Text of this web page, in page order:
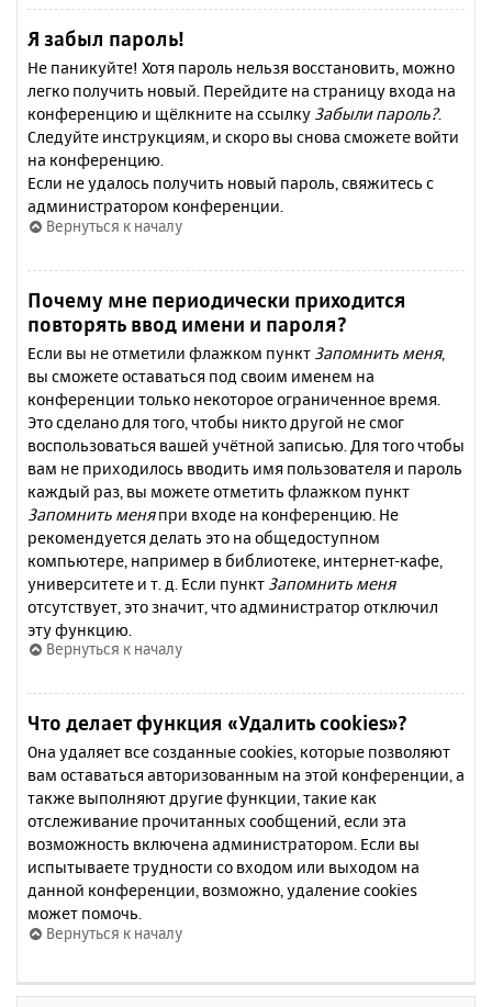
Я забыл пароль!
Не паникуйте! Хотя пароль нельзя восстановить, можно
легко получить новый. Перейдите на страницу входа на
конференцию и щёлкните на ссылку Забыли пароль?.
Следуйте инструкциям, и скоро вы снова сможете войти
на конференцию.
Если не удалось получить новый пароль, свяжитесь с
администратором конференции.
Вернуться к началу
Почему мне периодически приходится
повторять ввод имени и пароля?
Если вы не отметили флажком пункт Запомнить меня,
вы сможете оставаться под своим именем на
конференции только некоторое ограниченное время.
Это сделано для того, чтобы никто другой не смог
воспользоваться вашей учётной записью. Для того чтобы
вам не приходилось вводить имя пользователя и пароль
каждый раз, вы можете отметить флажком пункт
Запомнить меняпри входе на конференцию. Не
рекомендуется делать это на общедоступном
компьютере, например в библиотеке, интернет-кафе,
университете и т. д. Если пункт Запомнить меня
отсутствует, это значит, что администратор отключил
эту функцию.
Вернуться к началу
Что делает функция «Удалить cookies»?
Она удаляет все созданные cookies, которые позволяют
вам оставаться авторизованным на этой конференции, а
также выполняют другие функции, такие как
отслеживание прочитанных сообщений, если эта
возможность включена администратором. Если вы
испытываете трудности со входом или выходом на
данной конференции, возможно, удаление cookies
может помочь.
Вернуться к началу